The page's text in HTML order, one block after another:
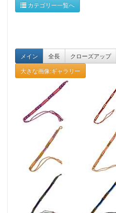
カテゴリー一覧へ
メイン 全長 クローズアップ
大きな画像:ギャラリー